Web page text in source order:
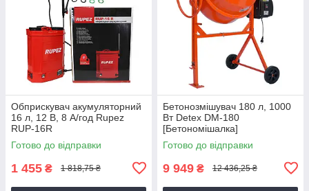
Обприскувач акумуляторний
16 л, 12 В, 8 А/год Rupez
RUP-16R
Готово до відправки
1 455 ₴ 1 818,75 ₴
Бетонозмішувач 180 л, 1000
Вт Detex DM-180
[Бетономішалка]
Готово до відправки
9 949 ₴ 12 436,25 ₴